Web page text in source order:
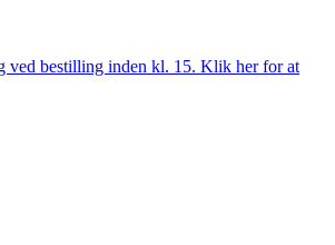
ved bestilling inden kl. 15. Klik her for at